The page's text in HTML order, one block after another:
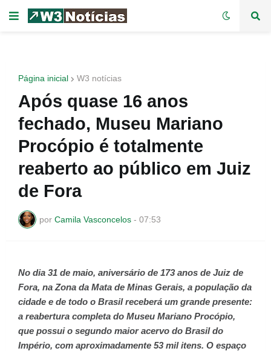
Página inicial W3 notícias
Após quase 16 anos
fechado, Museu Mariano
Procópio é totalmente
reaberto ao público em Juiz
de Fora
por Camila Vasconcelos - 07:53
No dia 31 de maio, aniversário de 173 anos de Juiz de
Fora, na Zona da Mata de Minas Gerais, a população da
cidade e de todo o Brasil receberá um grande presente:
a reabertura completa do Museu Mariano Procópio,
que possui o segundo maior acervo do Brasil do
Império, com aproximadamente 53 mil itens. O espaço